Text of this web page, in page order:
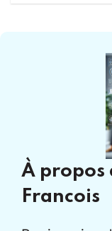
À propos
Francois